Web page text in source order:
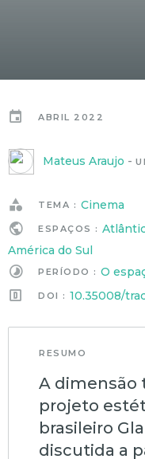
ABRIL 2022
Mateus Araujo -
TEMA : Cinema
ESPAÇOS :
América do Sul
PERÍODO : O
DOI : 10.35008/
RESUMO
A dimensão
projeto
brasileiro
discutida a